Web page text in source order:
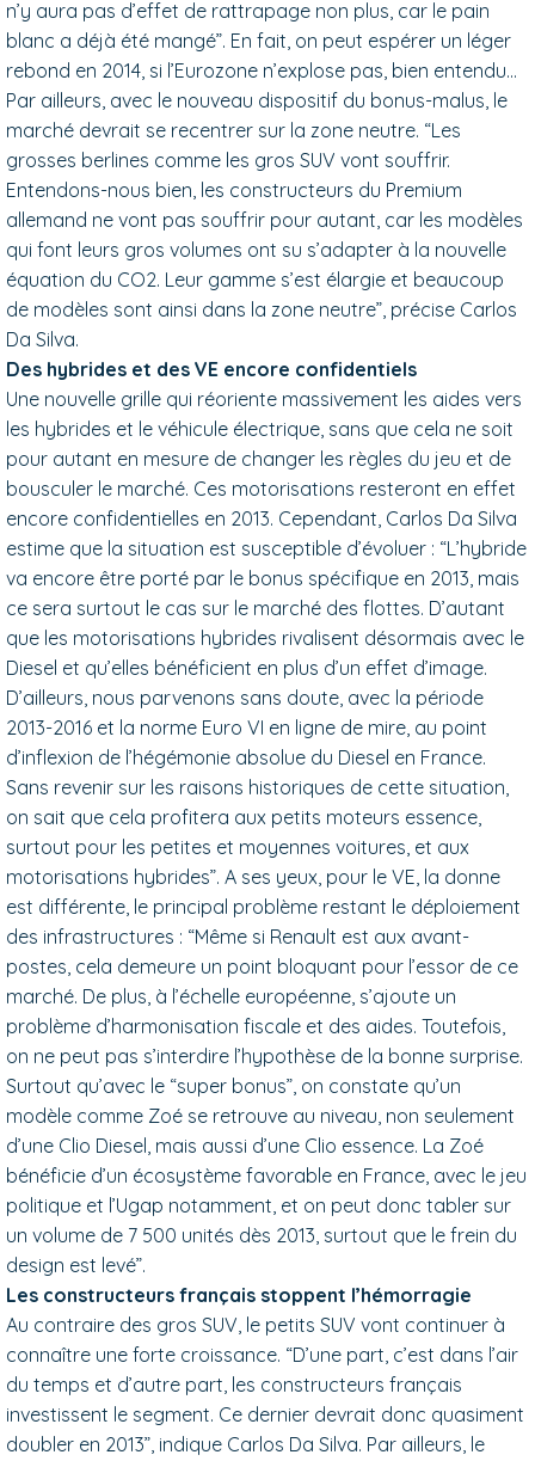
n’y aura pas d’effet de rattrapage non plus, car le pain
blanc a déjà été mangé”. En fait, on peut espérer un léger
rebond en 2014, si l’Eurozone n’explose pas, bien entendu…
Par ailleurs, avec le nouveau dispositif du bonus-malus, le
marché devrait se recentrer sur la zone neutre. “Les
grosses berlines comme les gros SUV vont souffrir.
Entendons-nous bien, les constructeurs du Premium
allemand ne vont pas souffrir pour autant, car les modèles
qui font leurs gros volumes ont su s’adapter à la nouvelle
équation du CO2. Leur gamme s’est élargie et beaucoup
de modèles sont ainsi dans la zone neutre”, précise Carlos
Da Silva.
Des hybrides et des VE encore confidentiels
Une nouvelle grille qui réoriente massivement les aides vers
les hybrides et le véhicule électrique, sans que cela ne soit
pour autant en mesure de changer les règles du jeu et de
bousculer le marché. Ces motorisations resteront en effet
encore confidentielles en 2013. Cependant, Carlos Da Silva
estime que la situation est susceptible d’évoluer : “L’hybride
va encore être porté par le bonus spécifique en 2013, mais
ce sera surtout le cas sur le marché des flottes. D’autant
que les motorisations hybrides rivalisent désormais avec le
Diesel et qu’elles bénéficient en plus d’un effet d’image.
D’ailleurs, nous parvenons sans doute, avec la période
2013-2016 et la norme Euro VI en ligne de mire, au point
d’inflexion de l’hégémonie absolue du Diesel en France.
Sans revenir sur les raisons historiques de cette situation,
on sait que cela profitera aux petits moteurs essence,
surtout pour les petites et moyennes voitures, et aux
motorisations hybrides”. A ses yeux, pour le VE, la donne
est différente, le principal problème restant le déploiement
des infrastructures : “Même si Renault est aux avant-
postes, cela demeure un point bloquant pour l’essor de ce
marché. De plus, à l’échelle européenne, s’ajoute un
problème d’harmonisation fiscale et des aides. Toutefois,
on ne peut pas s’interdire l’hypothèse de la bonne surprise.
Surtout qu’avec le “super bonus”, on constate qu’un
modèle comme Zoé se retrouve au niveau, non seulement
d’une Clio Diesel, mais aussi d’une Clio essence. La Zoé
bénéficie d’un écosystème favorable en France, avec le jeu
politique et l’Ugap notamment, et on peut donc tabler sur
un volume de 7 500 unités dès 2013, surtout que le frein du
design est levé”.
Les constructeurs français stoppent l’hémorragie
Au contraire des gros SUV, le petits SUV vont continuer à
connaître une forte croissance. “D’une part, c’est dans l’air
du temps et d’autre part, les constructeurs français
investissent le segment. Ce dernier devrait donc quasiment
doubler en 2013”, indique Carlos Da Silva. Par ailleurs, le